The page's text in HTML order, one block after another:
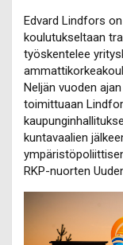
Edvard Lindfors
koulutukseltaan
työskentelee
Neljän vuoden
toimittuaan
kuntavaalien
RKP-nuorten